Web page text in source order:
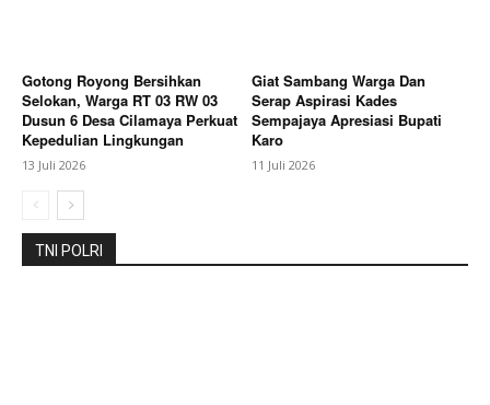
Gotong Royong Bersihkan
Selokan, Warga RT 03 RW 03
Dusun 6 Desa Cilamaya Perkuat
Kepedulian Lingkungan
13 Juli 2026
Giat Sambang Warga Dan
Serap Aspirasi Kades
Sempajaya Apresiasi Bupati
Karo
11 Juli 2026
TNI POLRI